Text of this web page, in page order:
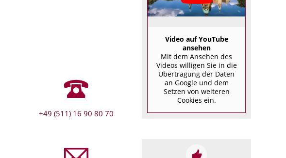
+49 (511) 16 90 80 70
Video auf YouTube
ansehen
Mit dem Ansehen des
Videos willigen Sie in die
Übertragung der Daten
an Google und dem
Setzen von weiteren
Cookies ein.